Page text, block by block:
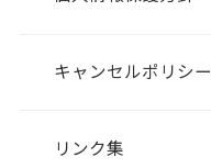
キャンセルポリシー
リンク集